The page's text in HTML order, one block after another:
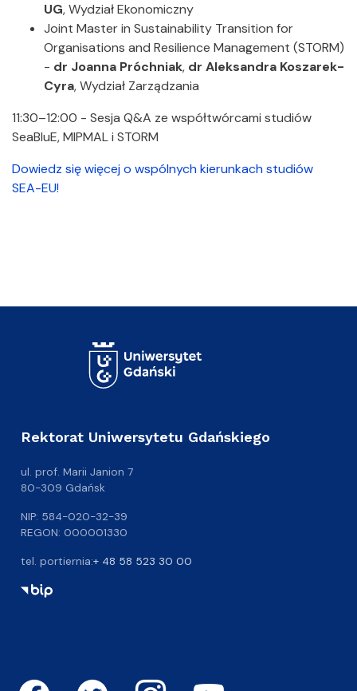
UG, Wydział Ekonomiczny
Joint Master in Sustainability Transition for
Organisations and Resilience Management (STORM)
- dr Joanna Próchniak, dr Aleksandra Koszarek-
Cyra, Wydział Zarządzania
11:30–12:00 - Sesja Q&A ze współtwórcami studiów
SeaBluE, MIPMAL i STORM
Dowiedz się więcej o wspólnych kierunkach studiów
SEA-EU!
Rektorat Uniwersytetu Gdańskiego
ul. prof. Marii Janion 7
80-309 Gdańsk
NIP: 584-020-32-39
REGON: 000001330
tel. portiernia:+ 48 58 523 30 00